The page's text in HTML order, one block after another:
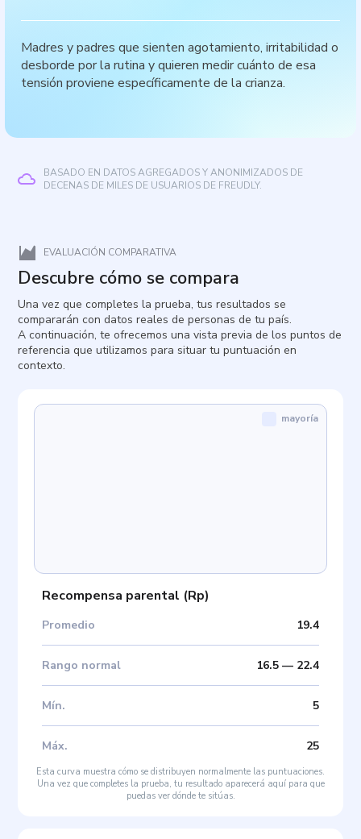
Madres y padres que sienten agotamiento, irritabilidad o
desborde por la rutina y quieren medir cuánto de esa
tensión proviene específicamente de la crianza.
BASADO EN DATOS AGREGADOS Y ANONIMIZADOS DE
DECENAS DE MILES DE USUARIOS DE FREUDLY.
EVALUACIÓN COMPARATIVA
Descubre cómo se compara
Una vez que completes la prueba, tus resultados se
compararán con datos reales de personas de tu país.
A continuación, te ofrecemos una vista previa de los puntos de
referencia que utilizamos para situar tu puntuación en
contexto.
Recompensa parental (Rp)
Promedio 19.4
Rango normal 16.5— 22.4
Mín. 5
Máx. 25
mayoría
Esta curva muestra cómo se distribuyen normalmente las puntuaciones.
Una vez que completes la prueba, tu resultado aparecerá aquí para que
puedas ver dónde te sitúas.